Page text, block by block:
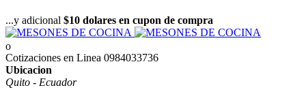
...y adicional $10 dolares en cupon de compra
Cotizaciones en Linea 0984033736
Ubicacion
Quito - Ecuador